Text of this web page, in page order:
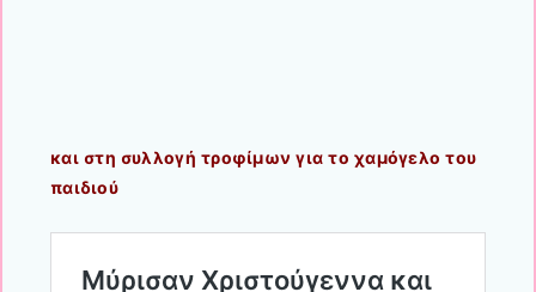
και στη συλλογή τροφίμων για το χαμόγελο του
παιδιού